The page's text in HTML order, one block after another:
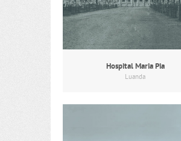
Hospital Maria Pia
Luanda